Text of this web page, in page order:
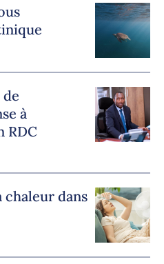
à
RDC
dans